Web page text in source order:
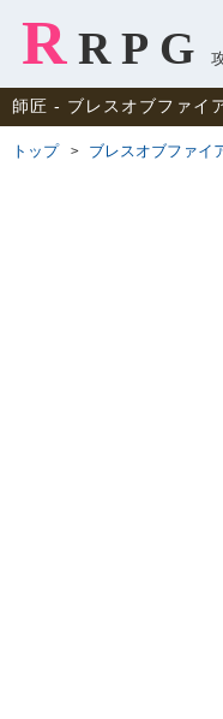
R RPG
師匠 ‐ ブレスオブファイ
トップ ブレスオブファイ